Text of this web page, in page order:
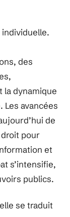
individuelle.
des
la dynamique
avancées
de
pour
et
s’intensifie,
publics.
se traduit